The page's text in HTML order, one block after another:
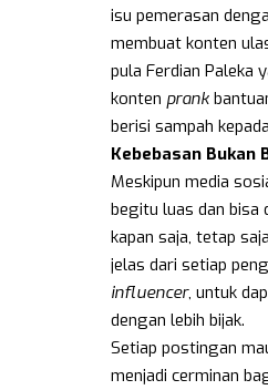
isu pemerasan
membuat konten
pula Ferdian Paleka
konten prank
berisi sampah
Kebebasan Bukan
Meskipun media
begitu luas dan bisa
kapan saja, tetap
jelas dari setiap
influencer, untuk
dengan lebih bijak.
Setiap postingan
menjadi cerminan